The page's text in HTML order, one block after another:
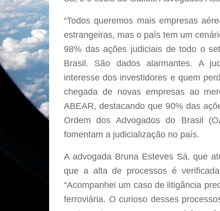
“Todos queremos mais empresas
estrangeiras, mas o país tem um
98% das ações judiciais de todo o
Brasil. São dados alarmantes. A
interesse dos investidores e quem
chegada de novas empresas ao
ABEAR, destacando que 90% das
Ordem dos Advogados do Brasil
fomentam a judicialização no país.
A advogada Bruna Esteves Sá, que
que a alta de processos é
“Acompanhei um caso de litigância
ferroviária. O curioso desses